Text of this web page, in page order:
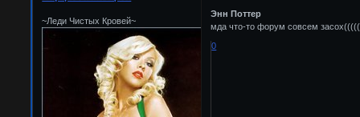
~Леди Чистых Кровей~
Энн Поттер
мда что-то форум совсем
0